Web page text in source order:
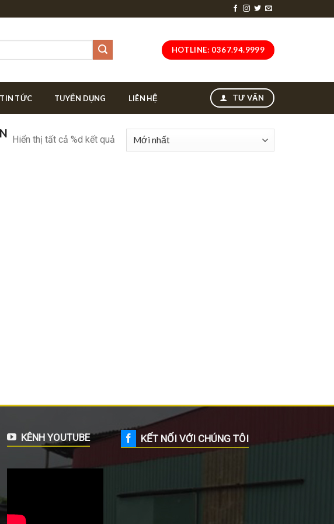
HOTLINE: 0367.94.9999
TIN TỨC TUYỂN DỤNG LIÊN HỆ TƯ VẤN
Hiển thị tất cả %d kết quả
KÊNH YOUTUBE KẾT NỐI VỚI CHÚNG TÔI